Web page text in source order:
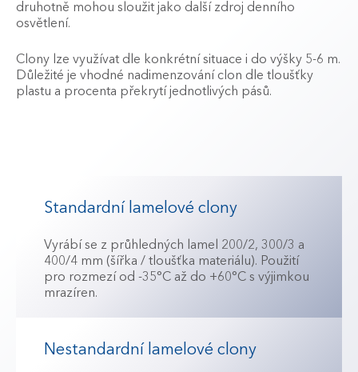
druhotně mohou sloužit jako další zdroj denního
osvětlení.
Clony lze využívat dle konkrétní situace i do výšky 5-6 m.
Důležité je vhodné nadimenzování clon dle tloušťky
plastu a procenta překrytí jednotlivých pásů.
Standardní lamelové clony
Vyrábí se z průhledných lamel 200/2, 300/3 a
400/4 mm (šířka / tloušťka materiálu). Použití
pro rozmezí od -35°C až do +60°C s výjimkou
mrazíren.
Nestandardní lamelové clony